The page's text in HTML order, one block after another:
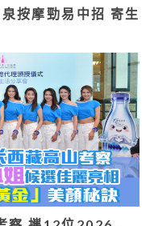
按摩勁易中招 寄生